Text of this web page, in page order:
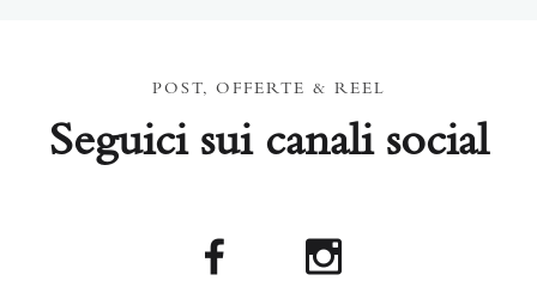
POST, OFFERTE & REEL
Seguici sui canali social